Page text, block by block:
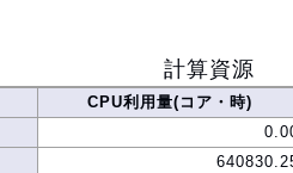
計算資源
CPU利用量(コア・時)